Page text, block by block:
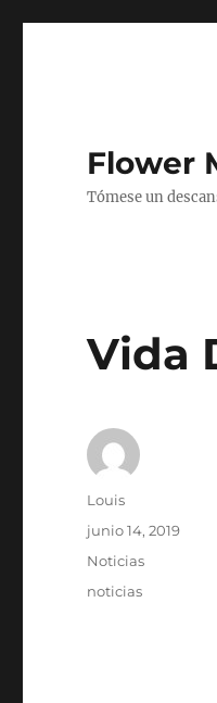
Flower
Tómese un
Vida
Autor
Louis
Publicado
junio 14, 2019
Categorías
Noticias
Etiquetas
noticias